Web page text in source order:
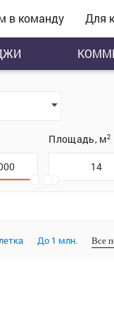
в команду Для
Площадь, м2
До 1 млн. Все